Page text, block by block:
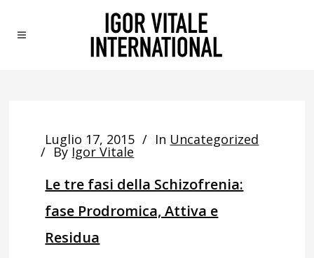
Luglio 17, 2015 In Uncategorized
By Igor Vitale
Le tre fasi della Schizofrenia:
fase Prodromica, Attiva e
Residua